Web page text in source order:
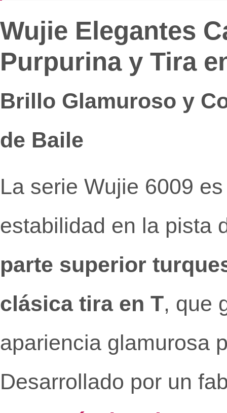
Wujie Elegantes
Purpurina y Tira
Brillo Glamuroso y
de Baile
La serie Wujie 6009
estabilidad en la pista
parte superior
clásica tira en T, que
apariencia glamurosa
Desarrollado por un